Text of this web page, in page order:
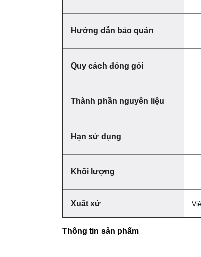
Hướng dẫn bảo quản
Quy cách đóng gói
Thành phần nguyên liệu
Hạn sử dụng
Khối lượng
Xuất xứ
Thông tin sản phẩm